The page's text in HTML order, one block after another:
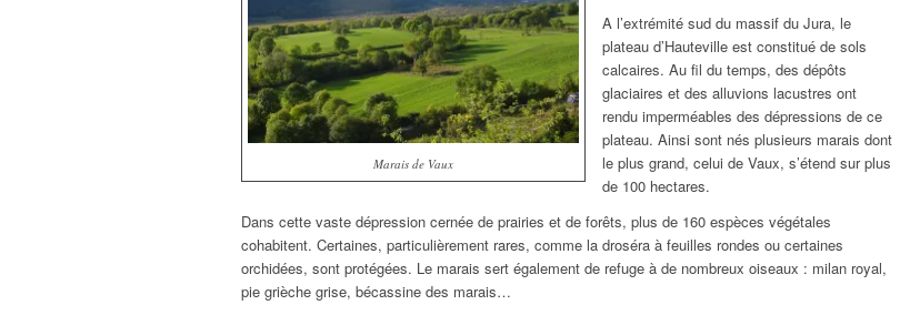
Marais de Vaux
A l’extrémité sud du massif du Jura, le
plateau d’Hauteville est constitué de sols
calcaires. Au fil du temps, des dépôts
glaciaires et des alluvions lacustres ont
rendu imperméables des dépressions de ce
plateau. Ainsi sont nés plusieurs marais dont
le plus grand, celui de Vaux, s’étend sur plus
de 100 hectares.
Dans cette vaste dépression cernée de prairies et de forêts, plus de 160 espèces végétales
cohabitent. Certaines, particulièrement rares, comme la droséra à feuilles rondes ou certaines
orchidées, sont protégées. Le marais sert également de refuge à de nombreux oiseaux : milan royal,
pie grièche grise, bécassine des marais…